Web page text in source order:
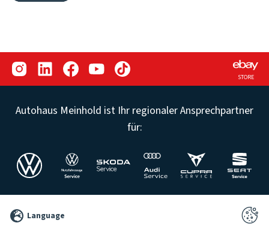
STORE
Autohaus Meinhold ist Ihr regionaler Ansprechpartner
für:
2026 Language